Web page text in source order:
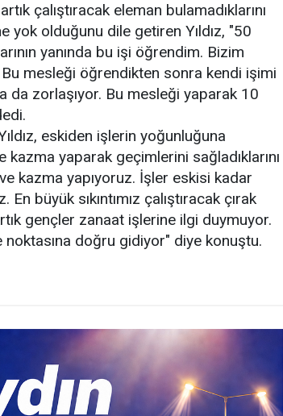
çalıştıracak eleman bulamadıklarını
yok olduğunu dile getiren Yıldız, "50
yanında bu işi öğrendim. Bizim
Bu mesleği öğrendikten sonra kendi işimi
da zorlaşıyor. Bu mesleği yaparak 10
eskiden işlerin yoğunluğuna
yaparak geçimlerini sağladıklarını
kazma yapıyoruz. İşler eskisi kadar
büyük sıkıntımız çalıştıracak çırak
gençler zanaat işlerine ilgi duymuyor.
noktasına doğru gidiyor" diye konuştu.